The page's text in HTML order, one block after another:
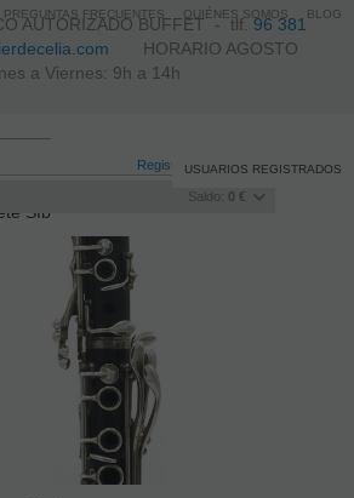
AUTORIZADO BUFFET -tlf.96 381
HORARIO AGOSTO
a Viernes: 9h a 14h
Registro /Iniciar sesión
Saldo: 0 €
USUARIOS REGISTRADOS
SIb
PREGUNTAS FRECUENTES QUIÉNES SOMOS BLOG